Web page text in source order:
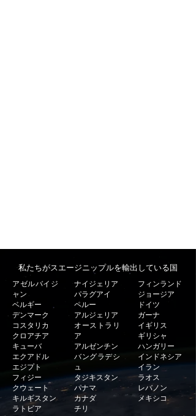
私たちがスエージニップルを輸出している国
アゼルバイジ
ャン
ベルギー
デンマーク
コスタリカ
クロアチア
キューバ
エクアドル
エジプト
フィジー
クウェート
キルギスタン
ラトビア
ナイジェリア
パラグアイ
ペルー
アルジェリア
オーストラリ
ア
アルゼンチン
バングラデシ
ュ
タジキスタン
パナマ
カナダ
チリ
フィンランド
ジョージア
ドイツ
ガーナ
イギリス
ギリシャ
ハンガリー
インドネシア
イラン
ラオス
レバノン
メキシコ